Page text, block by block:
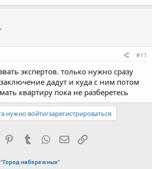
#11
экспертов. только нужно сразу
дадут и куда с ним потом
квартиру пока не разберетесь
нужно войти/зарегистрироваться
Reddit PinterestTumblr WhatsAppЭлектронная почта
набережных"